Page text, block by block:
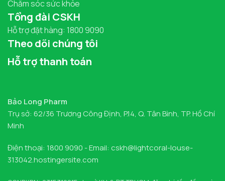
Chăm sóc sức khỏe
Tổng đài CSKH
Hỗ trợ đặt hàng: 1800 9090
Theo dõi chúng tôi
Hỗ trợ thanh toán
Bảo Long Pharm
Trụ sở: 62/36 Trương Công Định, P.14, Q. Tân Bình, TP. Hồ Chí
Minh
Điện thoại: 1800 9090 - Email: cskh@lightcoral-louse-
313042.hostingersite.com